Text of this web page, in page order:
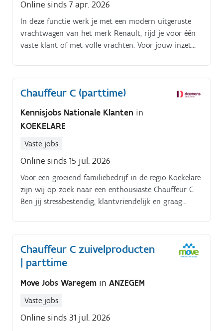
Online sinds 7 apr. 2026
In deze functie werk je met een modern uitgeruste
vrachtwagen van het merk Renault, rijd je voor één
vaste klant of met volle vrachten. Voor jouw inzet
uur + €7 maaltijdcheques per dag.
Chauffeur C (parttime)
Kennisjobs Nationale Klanten in
KOEKELARE
Vaste jobs
Online sinds 15 jul. 2026
Voor een groeiend familiebedrijf in de regio Koekelare
zijn wij op zoek naar een enthousiaste Chauffeur C.
Ben jij stressbestendig, klantvriendelijk en graag
Chauffeur C zuivelproducten
| parttime
Move Jobs Waregem in ANZEGEM
Vaste jobs
Online sinds 31 jul. 2026